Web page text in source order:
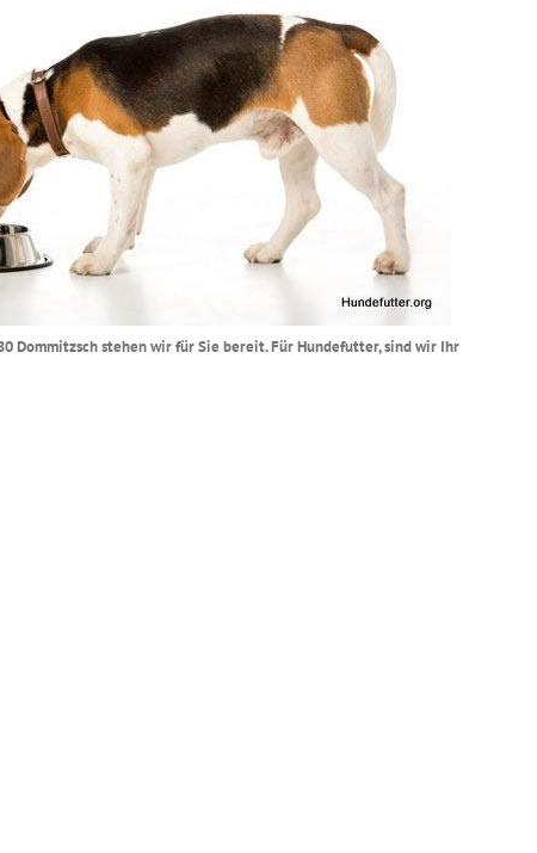
Dommitzsch stehen wir für Sie bereit. Für Hundefutter, sind wir Ihr